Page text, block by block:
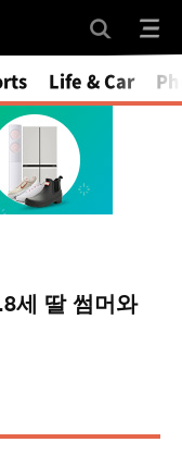
Life & Car
세 딸 썸머와